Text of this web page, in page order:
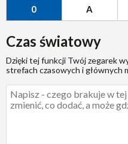
0 A
Czas światowy
Dzięki tej funkcji Twój zegarek
strefach czasowych i głównych